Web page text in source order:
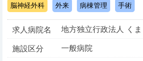
脳神経外科 外来 病棟管理 手術
求人病院名
地方独立行政法人 く
施設区分
一般病院